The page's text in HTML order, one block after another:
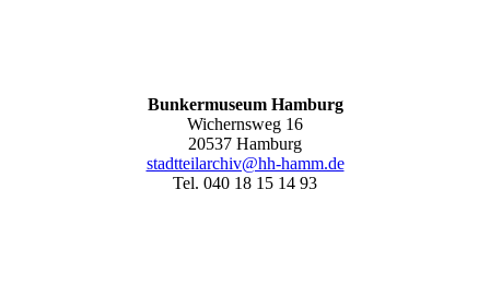
Bunkermuseum Hamburg
Wichernsweg 16
20537 Hamburg
stadtteilarchiv@hh-hamm.de
Tel. 040 18 15 14 93